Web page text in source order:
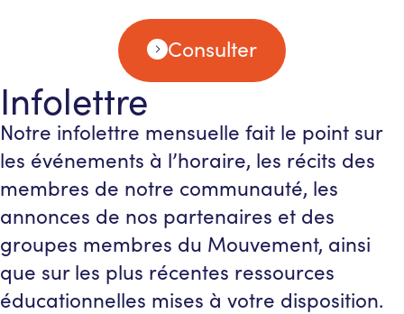
Consulter
Infolettre
Notre infolettre mensuelle fait le point sur
les événements à l’horaire, les récits des
membres de notre communauté, les
annonces de nos partenaires et des
groupes membres du Mouvement, ainsi
que sur les plus récentes ressources
éducationnelles mises à votre disposition.